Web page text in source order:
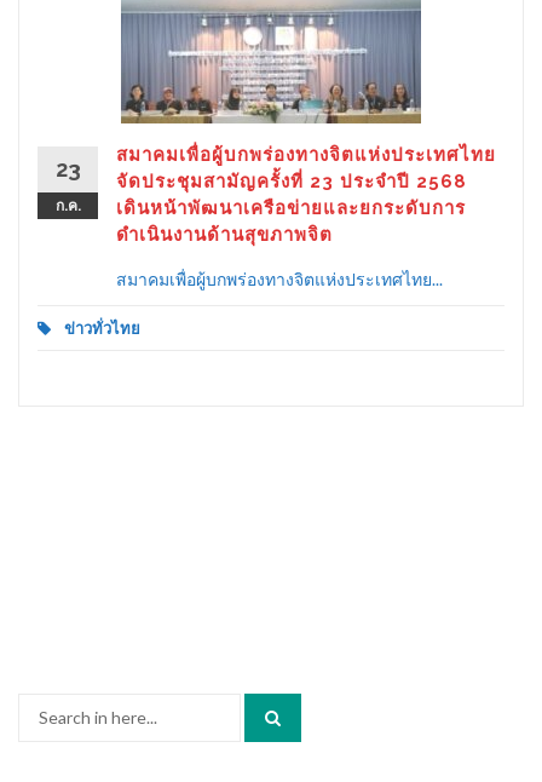
23
ก.ค.
สมาคมเพื่อผู้บกพร่องทางจิตแห่งประเทศไทย
จัดประชุมสามัญครั้งที่ 23 ประจำปี 2568
เดินหน้าพัฒนาเครือข่ายและยกระดับการ
ดำเนินงานด้านสุขภาพจิต
สมาคมเพื่อผู้บกพร่องทางจิตแห่งประเทศไทย...
ข่าวทั่วไทย